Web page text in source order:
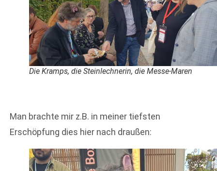
Die Kramps, die Steinlechnerin, die Messe-Maren
Man brachte mir z.B. in meiner tiefsten
Erschöpfung dies hier nach draußen: